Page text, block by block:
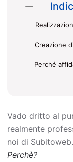
Creazione
Perché
Vado dritto al
realmente
noi di
Perchè?